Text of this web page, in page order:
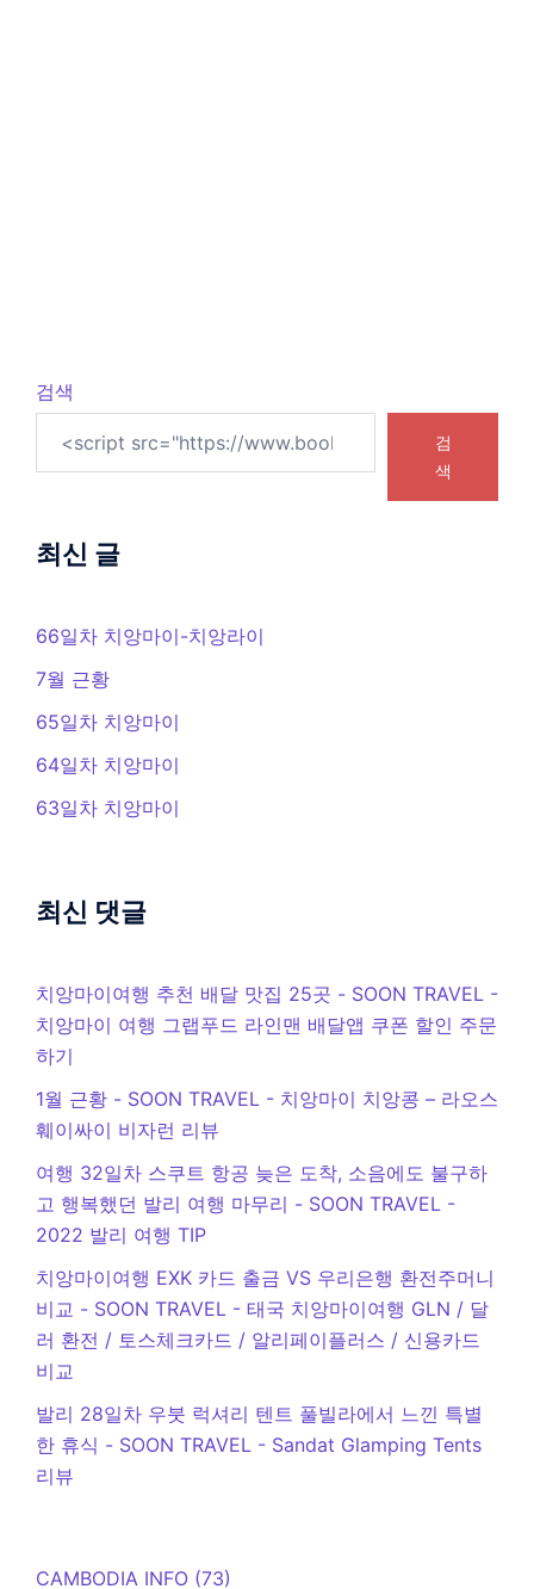
검색
검
색
최신 글
66일차 치앙마이-치앙라이
7월 근황
65일차 치앙마이
64일차 치앙마이
63일차 치앙마이
최신 댓글
치앙마이여행 추천 배달 맛집 25곳 - SOON TRAVEL -
치앙마이 여행 그랩푸드 라인맨 배달앱 쿠폰 할인 주문
하기
1월 근황 - SOON TRAVEL - 치앙마이 치앙콩 – 라오스
훼이싸이 비자런 리뷰
여행 32일차 스쿠트 항공 늦은 도착, 소음에도 불구하
고 행복했던 발리 여행 마무리 - SOON TRAVEL -
2022 발리 여행 TIP
치앙마이여행 EXK 카드 출금 VS 우리은행 환전주머니
비교 - SOON TRAVEL - 태국 치앙마이여행 GLN / 달
러 환전 / 토스체크카드 / 알리페이플러스 / 신용카드
비교
발리 28일차 우붓 럭셔리 텐트 풀빌라에서 느낀 특별
한 휴식 - SOON TRAVEL - Sandat Glamping Tents
리뷰
CAMBODIA INFO (73)